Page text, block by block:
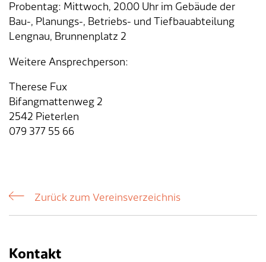
Probentag: Mittwoch, 20.00 Uhr im Gebäude der
Bau-, Planungs-, Betriebs- und Tiefbauabteilung
Lengnau, Brunnenplatz 2
Weitere Ansprechperson:
Therese Fux
Bifangmattenweg 2
2542 Pieterlen
079 377 55 66
Zurück zum Vereinsverzeichnis
Kontakt
Tageselternverein
Gastronomie
Vermietung von Freizeitanlagen
Veranstaltungsbewilligung
Sozialversicherungen
Soziales
Steuern
Bauen & Planen
ÖREB-Kataster
Burgergemeinde
Kirchgemeinden
Partnergemeinden
Finanzabteilung
Sozialabteilung
Bau- und Planungsabteilung
Betriebs- und Tiefbauabteilung
Dienstleistungen A-Z
Adressverzeichnis
Kontakt & Öffnungszeiten